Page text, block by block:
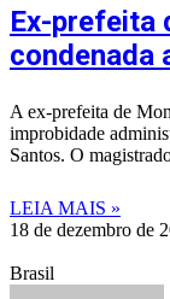
Ex-prefeita
condenada
A ex-prefeita de
improbidade
Santos. O
LEIA MAIS »
18 de dezembro de
Brasil